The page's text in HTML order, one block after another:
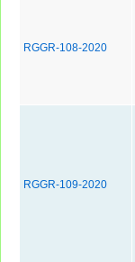
RGGR-108-2020
RGGR-109-2020